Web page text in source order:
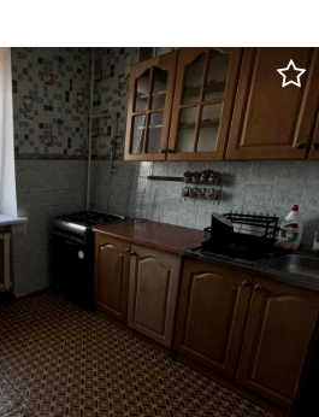
остановка и магазин